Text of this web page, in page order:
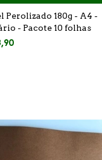
Perolizado 180g - A4 -
- Pacote 10 folhas